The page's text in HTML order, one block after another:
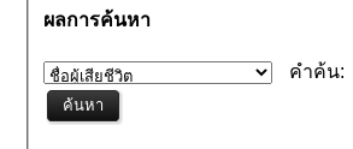
ผลการค้นหา
คำค้น: